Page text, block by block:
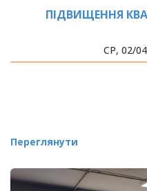
ПІДВИЩЕННЯ
СР, 02/
Переглянути